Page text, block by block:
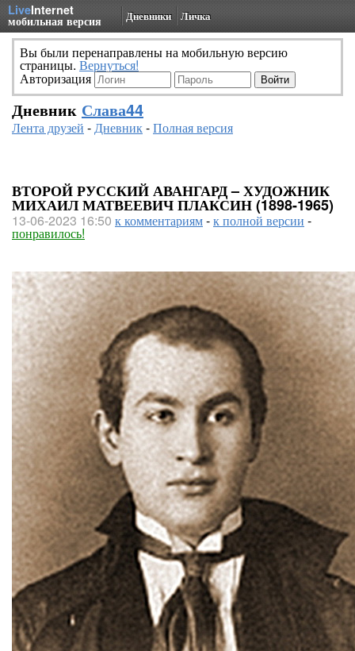
LiveInternet
мобильная версия Дневники Личка
Вы были перенаправлены на мобильную версию
страницы. Вернуться!
Авторизация
Дневник Слава44
Лента друзей -Дневник-Полная версия
ВТОРОЙ РУССКИЙ АВАНГАРД – ХУДОЖНИК
МИХАИЛ МАТВЕЕВИЧ ПЛАКСИН (1898-1965)
13-06-2023 16:50 к комментариям-к полной версии -
понравилось!